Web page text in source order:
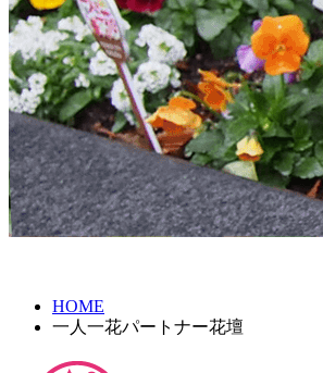
HOME
一人一花パートナー花壇